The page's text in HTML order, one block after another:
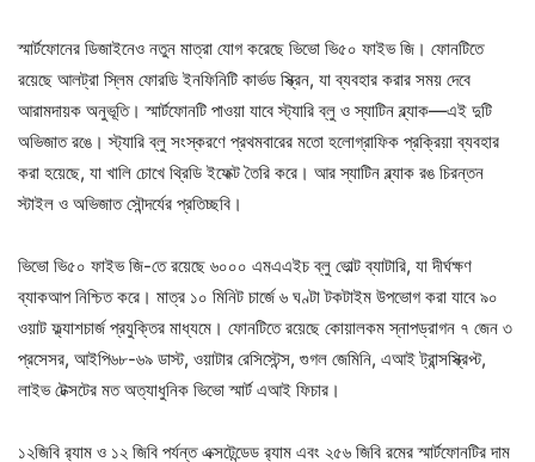
স্মার্টফোনের ডিজাইনেও নতুন মাত্রা যোগ করেছে ভিভো ভি৫০ ফাইভ জি। ফোনটিতে
রয়েছে আলট্রা স্লিম ফোরডি ইনফিনিটি কার্ভড স্ক্রিন, যা ব্যবহার করার সময় দেবে
আরামদায়ক অনুভূতি। স্মার্টফোনটি পাওয়া যাবে স্ট্যারি ব্লু ও স্যাটিন ব্ল্যাক—এই দুটি
অভিজাত রঙে। স্ট্যারি ব্লু সংস্করণে প্রথমবারের মতো হলোগ্রাফিক প্রক্রিয়া ব্যবহার
করা হয়েছে, যা খালি চোখে থ্রিডি ইফেক্ট তৈরি করে। আর স্যাটিন ব্ল্যাক রঙ চিরন্তন
স্টাইল ও অভিজাত সৌন্দর্যের প্রতিচ্ছবি।
ভিভো ভি৫০ ফাইভ জি-তে রয়েছে ৬০০০ এমএএইচ ব্লু ভোল্ট ব্যাটারি, যা দীর্ঘক্ষণ
ব্যাকআপ নিশ্চিত করে। মাত্র ১০ মিনিট চার্জে ৬ ঘণ্টা টকটাইম উপভোগ করা যাবে ৯০
ওয়াট ফ্ল্যাশচার্জ প্রযুক্তির মাধ্যমে। ফোনটিতে রয়েছে কোয়ালকম স্নাপড্রাগন ৭ জেন ৩
প্রসেসর, আইপি৬৮-৬৯ ডাস্ট, ওয়াটার রেসিস্টেন্স, গুগল জেমিনি, এআই ট্রান্সস্ক্রিপ্ট,
লাইভ টেক্সটের মত অত্যাধুনিক ভিভো স্মার্ট এআই ফিচার।
১২জিবি র‌্যাম ও ১২ জিবি পর্যন্ত এক্সটেন্ডেড র‌্যাম এবং ২৫৬ জিবি রমের স্মার্টফোনটির দাম